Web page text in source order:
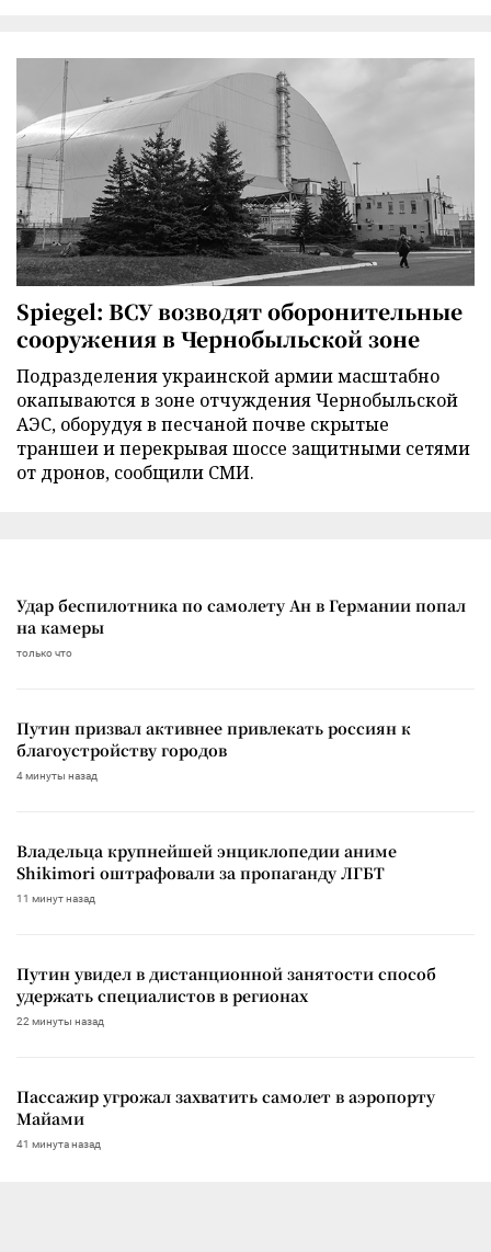
Spiegel: ВСУ возводят оборонительные
сооружения в Чернобыльской зоне
Подразделения украинской армии масштабно
окапываются в зоне отчуждения Чернобыльской
АЭС, оборудуя в песчаной почве скрытые
траншеи и перекрывая шоссе защитными сетями
от дронов, сообщили СМИ.
Удар беспилотника по самолету Ан в Германии попал
на камеры
только что
Путин призвал активнее привлекать россиян к
благоустройству городов
4 минуты назад
Владельца крупнейшей энциклопедии аниме
Shikimori оштрафовали за пропаганду ЛГБТ
11 минут назад
Путин увидел в дистанционной занятости способ
удержать специалистов в регионах
22 минуты назад
Пассажир угрожал захватить самолет в аэропорту
Майами
41 минута назад